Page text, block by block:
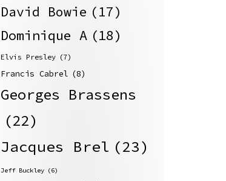
David Bowie (17)
Dominique A (18)
Elvis Presley (7)
Francis Cabrel (8)
Georges Brassens
(22)
Jacques Brel (23)
Jeff Buckley (6)